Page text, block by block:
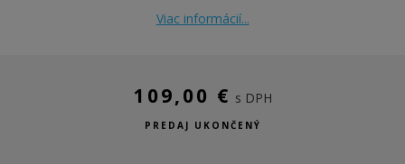
Viac informácií...
109,00 € s DPH
PREDAJ UKONČENÝ